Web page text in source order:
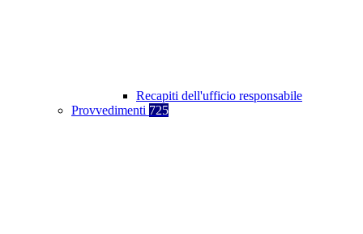
Recapiti dell'ufficio responsabile
Provvedimenti 725